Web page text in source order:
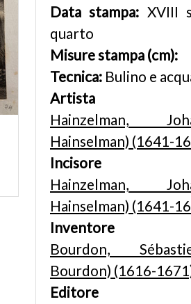
Data stampa: XVIII
quarto
Misure stampa (cm):
Tecnica: Bulino e
Artista
Hainzelman,
Hainselman) (1641-
Incisore
Hainzelman,
Hainselman) (1641-
Inventore
Bourdon,
Bourdon) (1616-
Editore